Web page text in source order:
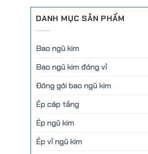
DANH MỤC SẢN PHẨM
Bao ngũ kim
Bao ngũ kim đóng vỉ
Đóng gói bao ngũ kim
Ép cáp tầng
Ép ngũ kim
Ép vỉ ngũ kim